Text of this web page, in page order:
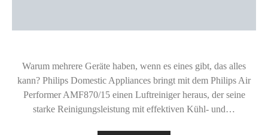
Warum mehrere Geräte haben, wenn es eines gibt, das alles
kann? Philips Domestic Appliances bringt mit dem Philips Air
Performer AMF870/15 einen Luftreiniger heraus, der seine
starke Reinigungsleistung mit effektiven Kühl- und…